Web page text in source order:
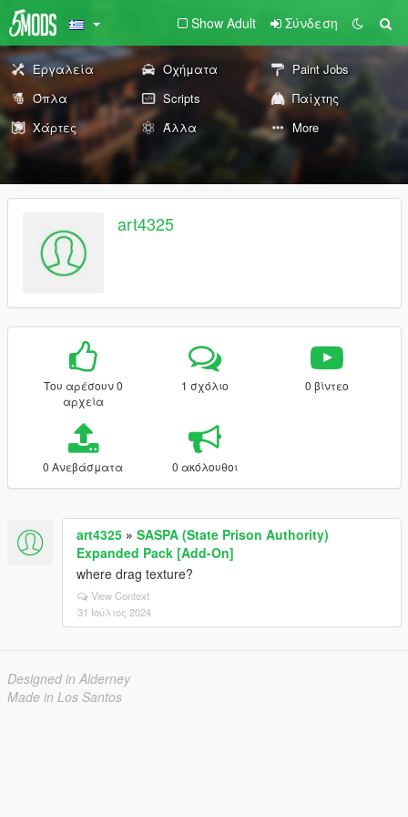
Show Adult Σύνδεση
Εργαλεία Οχήματα
Paint Jobs
Όπλα
Scripts
Παίχτης
Χάρτες
Άλλα More
art4325
Του αρέσουν 0
αρχεία
1 σχόλιο 0 βίντεο
0 Ανεβάσματα 0 ακόλουθοι
art4325 » SASPA (State Prison Authority)
Expanded Pack [Add-On]
where drag texture?
View Context
31 Ιούλιος 2024
Designed in Alderney
Made in Los Santos